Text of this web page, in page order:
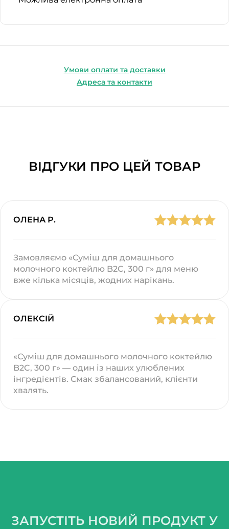
Умови оплати та доставки
Адреса та контакти
ВІДГУКИ ПРО ЦЕЙ ТОВАР
ОЛЕНА Р.
Замовляємо «Суміш для домашнього
молочного коктейлю B2C, 300 г» для меню
вже кілька місяців, жодних нарікань.
ОЛЕКСІЙ
«Суміш для домашнього молочного коктейлю
B2C, 300 г» — один із наших улюблених
інгредієнтів. Смак збалансований, клієнти
хвалять.
ЗАПУСТІТЬ НОВИЙ ПРОДУКТ У